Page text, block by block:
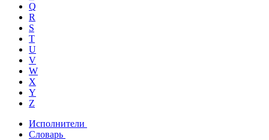
Q
R
S
T
U
V
W
X
Y
Z
Исполнители
Словарь